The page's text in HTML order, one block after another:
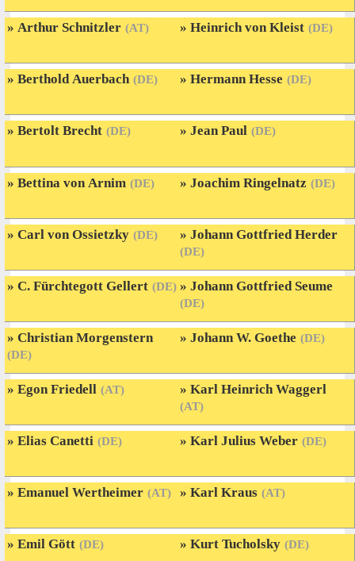
Arthur Schnitzler (AT)
Berthold Auerbach (DE)
Bertolt Brecht (DE)
Bettina von Arnim (DE)
Carl von Ossietzky (DE)
C. Fürchtegott Gellert (DE)
Christian Morgenstern
(DE)
Egon Friedell (AT)
Elias Canetti (DE)
Emanuel Wertheimer (AT)
Emil Gött (DE)
Heinrich von Kleist (DE)
Hermann Hesse (DE)
Jean Paul (DE)
Joachim Ringelnatz (DE)
Johann Gottfried Herder
(DE)
Johann Gottfried Seume
(DE)
Johann W. Goethe (DE)
Karl Heinrich Waggerl
(AT)
Karl Julius Weber (DE)
Karl Kraus (AT)
Kurt Tucholsky (DE)